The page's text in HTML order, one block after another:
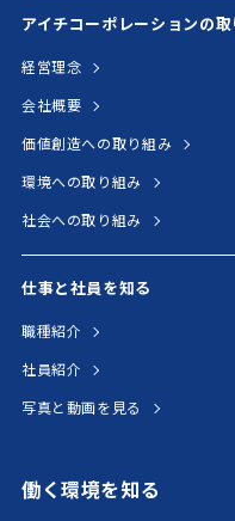
アイチコーポレーションの
経営理念
会社概要
価値創造への取り組み
環境への取り組み
社会への取り組み
仕事と社員を知る
職種紹介
社員紹介
写真と動画を見る
働く環境を知る